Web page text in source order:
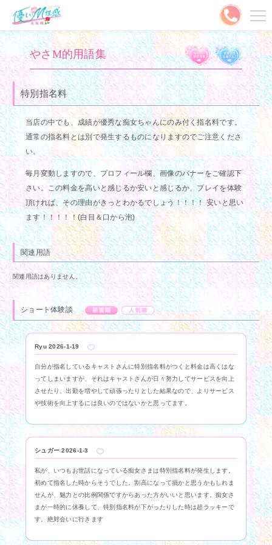
MENU
出勤情報 キャスト
料金システム 写メ日記
割引情報 ランキング
口コミ
やさMとは？
アクセス M性感適正診断
M性感用語集 スタッフブログ
女性求人 男性求人
やさM的用語集
特別指名料
当店の中でも、成績が優秀な痴女ちゃんにのみ付く指名料です。
通常の指名料とは別で発生するものになりますのでご注意くださ
い。
毎月変動しますので、プロフィール欄、画像のバナーをご確認下
さい。この料金を高いと感じるか安いと感じるか、プレイを体験
頂ければ、その理由がきっとわかるでしょう！！！！ 安いと思い
ます！！！！！(白目＆口から泡)
関連用語
関連用語はありません。
ショート体験談 新着順 人気順
Ryu2026-1-19
自分が指名しているキャストさんに特別指名料がつくと料金は高くはな
ってしまいますが、それはキャストさんが日々努力してサービスを向上
させたり、出勤を増やして頑張ったりとした結果なので、よりサービス
や技術を向上するには良いのではないかと思ってます。
シュガー 2026-1-3
私が、いつもお世話になっている痴女さまは特別指名料が発生します。
初めて指名した時からそうでした。割高になって損かと思うかもしれま
せんが、魅力との比例関係ですからあった方がいいと思います。痴女さ
まが一時的に休養して、特別指名料が下がったりした時は超ラッキーで
す。絶対会いに行きます